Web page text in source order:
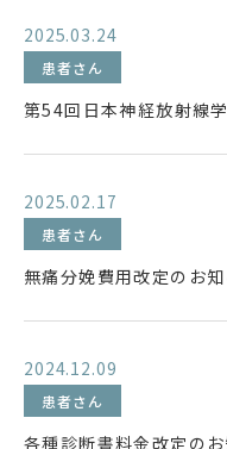
2025.03.24
患者さん
第54回日本神経放射線
2025.02.17
患者さん
無痛分娩費用改定のお
2024.12.09
患者さん
各種診断書料金改定の